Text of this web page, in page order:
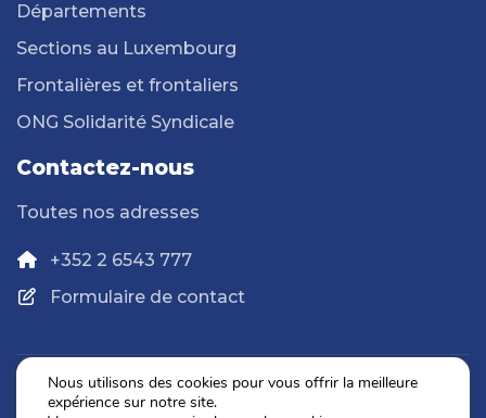
Départements
Sections au Luxembourg
Frontalières et frontaliers
ONG Solidarité Syndicale
Contactez-nous
Toutes nos adresses
+352 2 6543 777
Formulaire de contact
Politique de confidentialité
Nous utilisons des cookies pour vous offrir la meilleure
expérience sur notre site.